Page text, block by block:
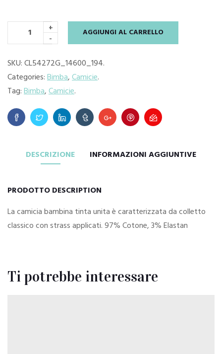
+
-
AGGIUNGI AL CARRELLO
SKU:CL54272G_14600_194.
Categories:Bimba,Camicie.
Tag:Bimba,Camicie.
DESCRIZIONE INFORMAZIONI AGGIUNTIVE
PRODOTTO DESCRIPTION
La camicia bambina tinta unita è caratterizzata da colletto
classico con strass applicati. 97% Cotone, 3% Elastan
Ti potrebbe interessare